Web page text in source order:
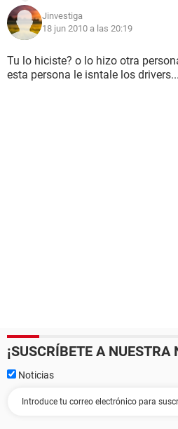
Jinvestiga
18 jun 2010 a las 20:19
Tu lo hiciste? o lo hizo otra
esta persona le isntale los drivers...
¡SUSCRÍBETE A NUESTRA
Noticias